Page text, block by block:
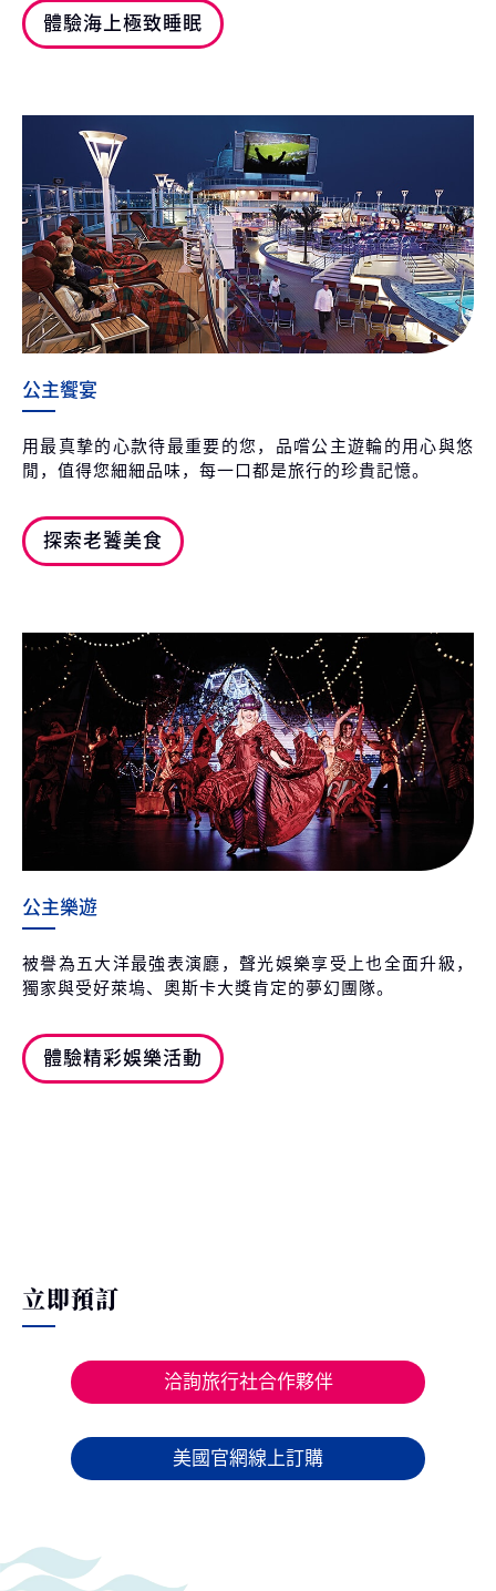
體驗海上極致睡眠
公主饗宴
用最真摯的心款待最重要的您，品嚐公主遊輪的用心與悠
閒，值得您細細品味，每一口都是旅行的珍貴記憶。
探索老饕美食
公主樂遊
被譽為五大洋最強表演廳，聲光娛樂享受上也全面升級，
獨家與受好萊塢、奧斯卡大獎肯定的夢幻團隊。
體驗精彩娛樂活動
立即預訂
洽詢旅行社合作夥伴
美國官網線上訂購